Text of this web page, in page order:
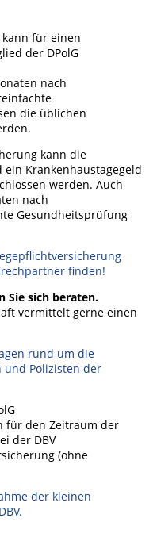
kann für einen
der DPolG
nach
die üblichen
kann die
ein Krankenhaustagegeld
werden. Auch
nach
Gesundheitsprüfung
finden!
Sie sich beraten.
vermittelt gerne einen
rund um die
und Polizisten der
für den Zeitraum der
der DBV
(ohne
der kleinen